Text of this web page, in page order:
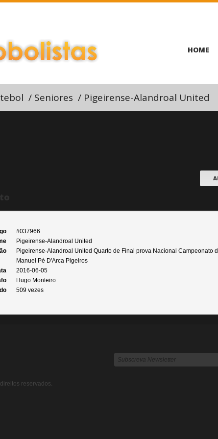
HOME
/ Seniores / Pigeirense-Alandroal United
#037966
Pigeirense-Alandroal United
Pigeirense-Alandroal United Quarto de Final prova Nacional Campeonato
Manuel Pé D'Arca Pigeiros
2016-06-05
Hugo Monteiro
509 vezes
reservados.